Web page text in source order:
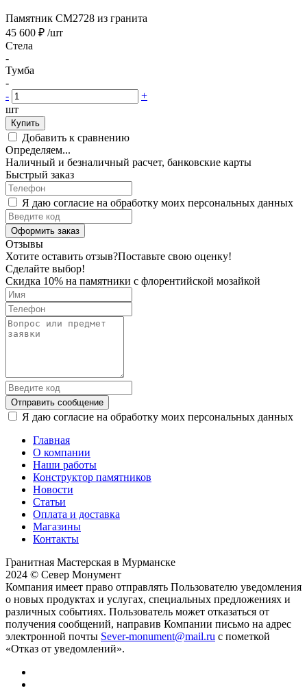
Памятник CM2728 из гранита
45 600 ₽ /шт
Стела
-
Тумба
-
-
+
шт
Купить
Добавить к сравнению
Определяем...
Наличный и безналичный расчет, банковские карты
Быстрый заказ
Я даю согласие на обработку моих персональных данных
Оформить заказ
Отзывы
Хотите оставить отзыв?Поставьте свою оценку!
Сделайте выбор!
Скидка 10% на памятники с флорентийской мозайкой
Отправить сообщение
Я даю согласие на обработку моих персональных данных
Главная
О компании
Наши работы
Конструктор памятников
Новости
Статьи
Оплата и доставка
Магазины
Контакты
Гранитная Мастерская в Мурманске
2024 © Север Монумент
Компания имеет право отправлять Пользователю уведомления
о новых продуктах и услугах, специальных предложениях и
различных событиях. Пользователь может отказаться от
получения сообщений, направив Компании письмо на адрес
электронной почты Sever-monument@mail.ru с пометкой
«Отказ от уведомлений».